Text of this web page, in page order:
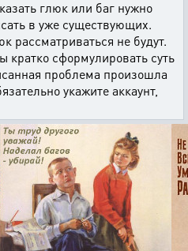
глюк или баг нужно
в уже существующих.
рассматриваться не будут.
кратко сформулировать суть
проблема произошла
укажите аккаунт,